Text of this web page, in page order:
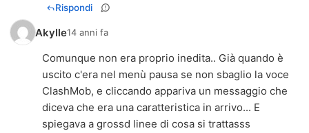
Rispondi
Akylle14 anni fa
Comunque non era proprio inedita.. Già quando è
uscito c'era nel menù pausa se non sbaglio la voce
ClashMob, e cliccando appariva un messaggio che
diceva che era una caratteristica in arrivo... E
spiegava a grossd linee di cosa si trattasss